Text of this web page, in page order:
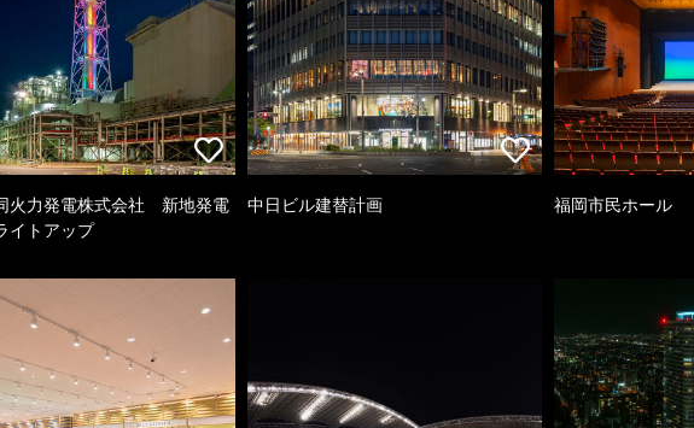
火力発電株式会社 新地発電
イトアップ
中日ビル建替計画 福岡市民ホール